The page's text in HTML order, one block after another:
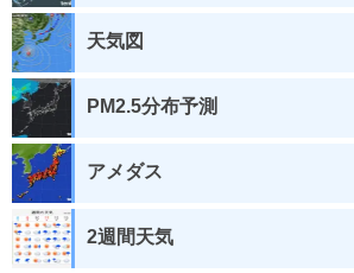
天気図
PM2.5分布予測
アメダス
2週間天気